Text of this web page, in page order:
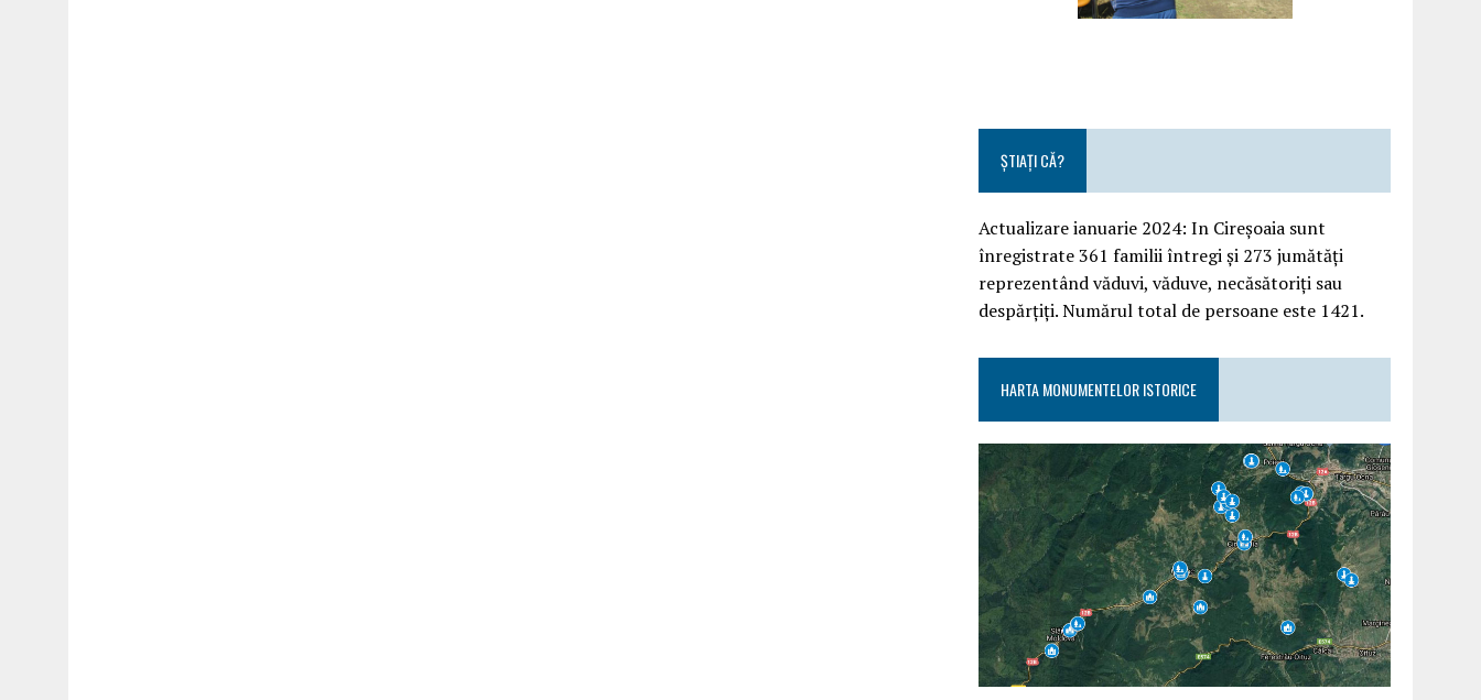
ȘTIAȚI CĂ?
Actualizare ianuarie 2024: In Cireșoaia sunt
înregistrate 361 familii întregi și 273 jumătăți
reprezentând văduvi, văduve, necăsătoriți sau
despărțiți. Numărul total de persoane este 1421.
HARTA MONUMENTELOR ISTORICE